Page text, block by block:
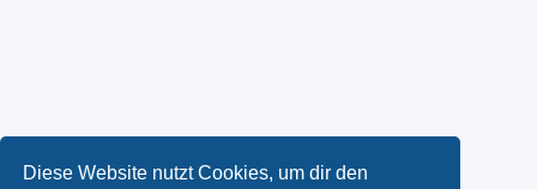
Diese Website nutzt Cookies, um dir den